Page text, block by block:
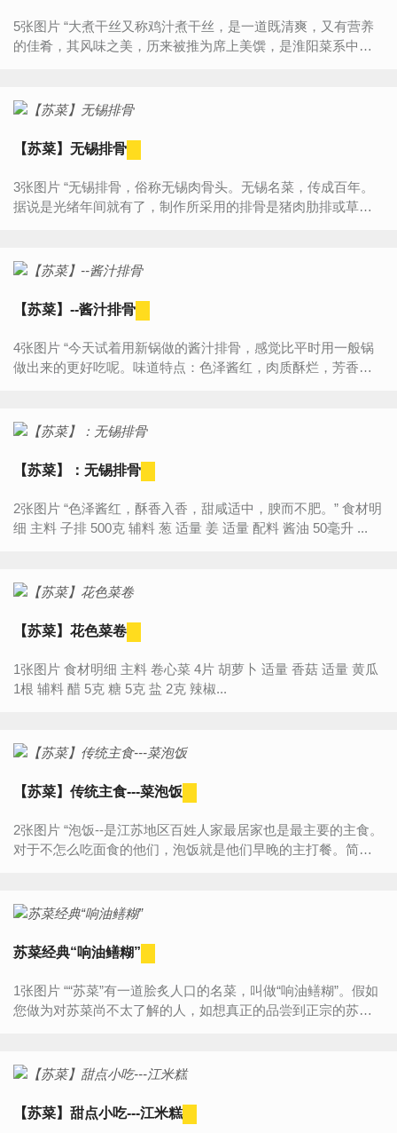
5张图片 “大煮干丝又称鸡汁煮干丝，是一道既清爽，又有营养
的佳肴，其风味之美，历来被推为席上美馔，是淮阳菜系中的
【苏菜】无锡排骨
3张图片 “无锡排骨，俗称无锡肉骨头。无锡名菜，传成百年。
据说是光绪年间就有了，制作所采用的排骨是猪肉肋排或草
【苏菜】--酱汁排骨
4张图片 “今天试着用新锅做的酱汁排骨，感觉比平时用一般锅
做出来的更好吃呢。味道特点：色泽酱红，肉质酥烂，芳香扑
【苏菜】：无锡排骨
2张图片 “色泽酱红，酥香入香，甜咸适中，腴而不肥。” 食材明
细 主料 子排 500克 辅料 葱 适量 姜 适量 配料 酱油 50毫升 ...
【苏菜】花色菜卷
1张图片 食材明细 主料 卷心菜 4片 胡萝卜 适量 香菇 适量 黄瓜
1根 辅料 醋 5克 糖 5克 盐 2克 辣椒...
【苏菜】传统主食---菜泡饭
2张图片 “泡饭--是江苏地区百姓人家最居家也是最主要的主食。
对于不怎么吃面食的他们，泡饭就是他们早晚的主打餐。简单
苏菜经典“响油鳝糊”
1张图片 ““苏菜”有一道脍炙人口的名菜，叫做“响油鳝糊”。假如
您做为对苏菜尚不太了解的人，如想真正的品尝到正宗的苏
【苏菜】甜点小吃---江米糕